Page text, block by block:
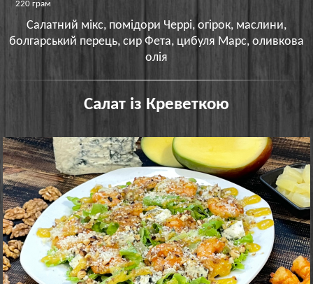
220 грам
Салатний мікс, помідори Черрі, огірок, маслини,
болгарський перець, сир Фета, цибуля Марс, оливкова
олія
Салат із Креветкою